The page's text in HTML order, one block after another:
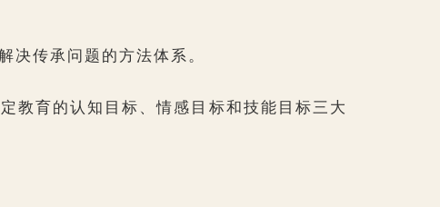
决传承问题的方法体系。
教育的认知目标、情感目标和技能目标三大